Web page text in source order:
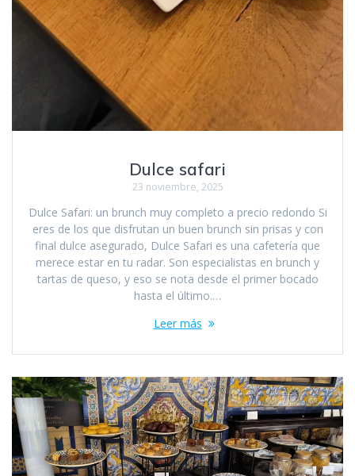
Dulce safari
23 noviembre, 2025
Dulce Safari: un brunch muy completo a precio redondo Si
eres de los que disfrutan un buen brunch sin prisas y con
final dulce asegurado, Dulce Safari es una cafetería que
merece estar en tu radar. Son especialistas en brunch y
tartas de queso, y eso se nota desde el primer bocado
hasta el último.…
Leer más